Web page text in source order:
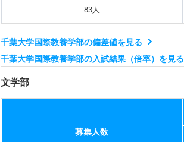
83人
千葉大学国際教養学部の偏差値を見る
千葉大学国際教養学部の入試結果（倍率）を見る
文学部
募集人数